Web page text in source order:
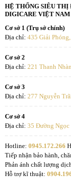
HỆ THỐNG SIÊU THỊ
DIGICARE VIỆT
Cơ sở 1 (Trụ sở chính)
Địa chỉ: 435 Giải
Cơ sở 2
Địa chỉ: 221 Thanh
Cơ sở 3
Địa chỉ: 277 Nguyễn
Cơ sở 4
Địa chỉ: 35 Đường Ngọc
Hotline: 0945.172.266
Tiếp nhận bảo hành,
Phản ánh chất lượng
Hỗ trợ kĩ thuật: